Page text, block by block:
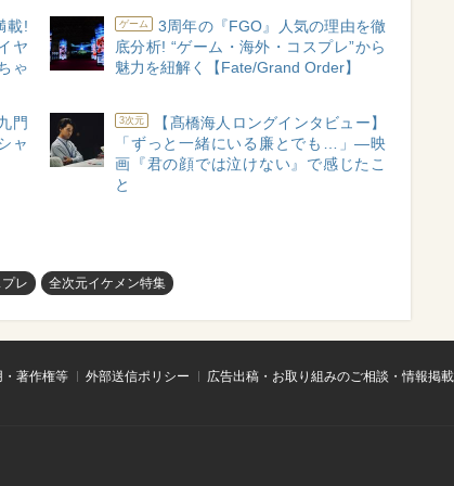
載!
ヤ
ゃ
ゲーム
3周年の『FGO』人気の理由を徹
底分析! “ゲーム・海外・コスプレ”から
魅力を紐解く【Fate/Grand Order】
門
ャ
3次元
【髙橋海人ロングインタビュー】
「ずっと一緒にいる廉とでも…」―映
画『君の顔では泣けない』で感じたこ
と
レ 全次元イケメン特集
・著作権等 外部送信ポリシー
広告出稿・お取り組みのご相談・情報掲